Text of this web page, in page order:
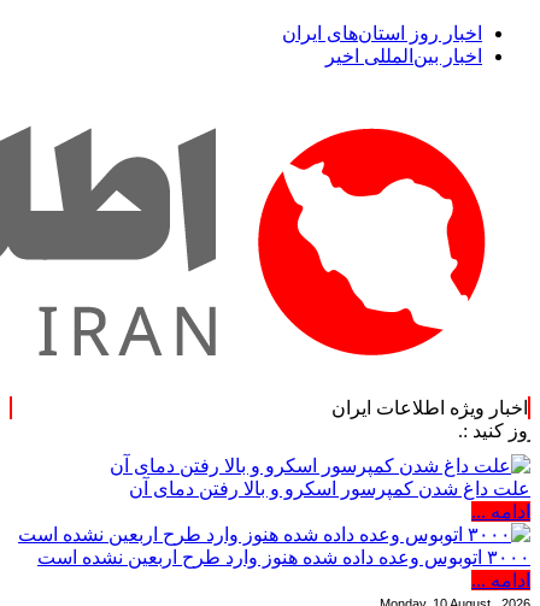
اخبار روز استان‌های ایران
اخبار بین‌المللی اخیر
اخبار ویژه اطلاعات ایران
علت داغ شدن کمپرسور اسکرو و بالا رفتن دمای آن
ادامه ...
۳۰۰۰ اتوبوس وعده داده شده هنوز وارد طرح اربعین نشده است
ادامه ...